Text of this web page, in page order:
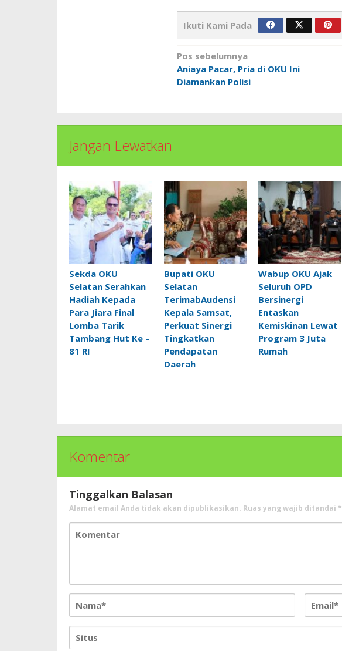
Ikuti Kami Pada
Navigasi
pos
Pos sebelumnya
Aniaya Pacar, Pria di OKU Ini
Diamankan Polisi
Jangan Lewatkan
Sekda OKU
Selatan Serahkan
Hadiah Kepada
Para Jiara Final
Lomba Tarik
Tambang Hut Ke –
81 RI
Bupati OKU
Selatan
TerimabAudensi
Kepala Samsat,
Perkuat Sinergi
Tingkatkan
Pendapatan
Daerah
Wabup OKU Ajak
Seluruh OPD
Bersinergi
Entaskan
Kemiskinan Lewat
Program 3 Juta
Rumah
Komentar
Tinggalkan Balasan
Alamat email Anda tidak akan dipublikasikan. Ruas yang wajib ditandai *